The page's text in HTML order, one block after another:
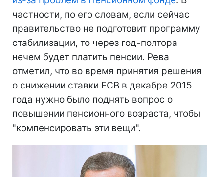
частности, по его словам, если сейчас
правительство не подготовит программу
стабилизации, то через год-полтора
нечем будет платить пенсии. Рева
отметил, что во время принятия решения
о снижении ставки ЕСВ в декабре 2015
года нужно было поднять вопрос о
повышении пенсионного возраста, чтобы
"компенсировать эти вещи".